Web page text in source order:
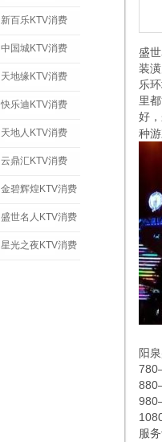
新百乐KTV消费
中国城KTV消费
天地缘KTV消费
快乐迪KTV消费
天地人KTV消费
云鼎汇KTV消费
金碧辉煌KTV消费
盛世名人KTV消费
星光之夜KTV消费
盛
装
乐
里
好
种
阳
服